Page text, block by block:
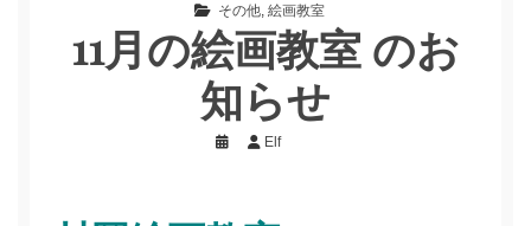
その他 絵画教室
11月の絵画教室 のお
知らせ
Elf